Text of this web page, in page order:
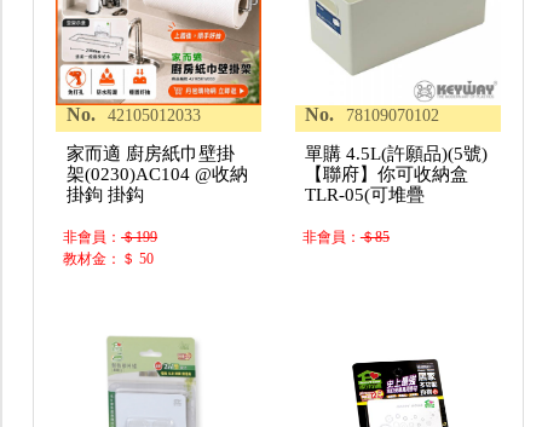
No. 42105012033
家而適 廚房紙巾壁掛
架(0230)AC104 @收納
掛鉤 掛鈎
非會員：＄199
教材金：＄ 50
No. 78109070102
單購 4.5L(許願品)(5號)
【聯府】你可收納盒
TLR-05(可堆疊
非會員：＄85